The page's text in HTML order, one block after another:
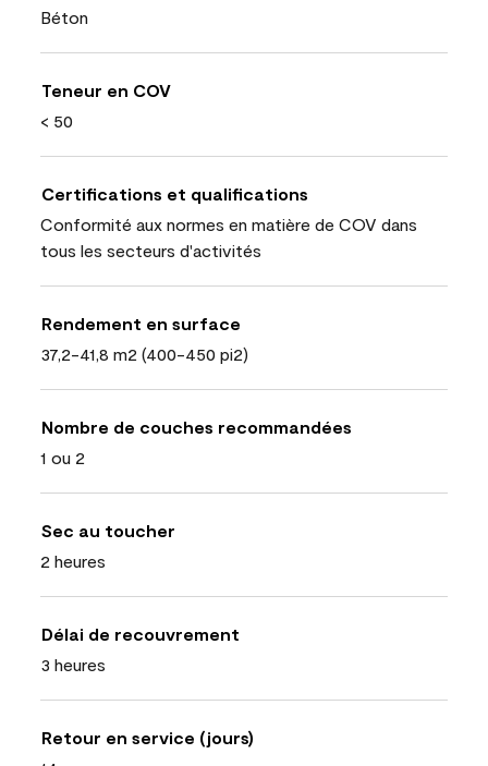
Béton
Teneur en COV
< 50
Certifications et qualifications
Conformité aux normes en matière de COV dans
tous les secteurs d'activités
Rendement en surface
37,2-41,8 m2 (400-450 pi2)
Nombre de couches recommandées
1 ou 2
Sec au toucher
2 heures
Délai de recouvrement
3 heures
Retour en service (jours)